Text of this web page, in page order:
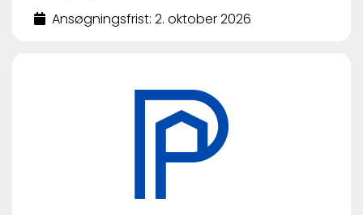
Ansøgningsfrist: 2. oktober 2026